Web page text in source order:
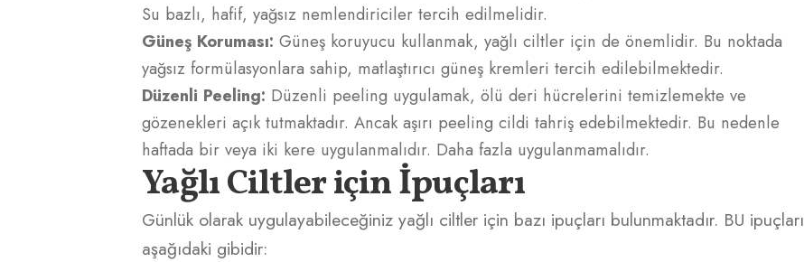
Su bazlı, hafif, yağsız nemlendiriciler tercih edilmelidir.
Güneş Koruması: Güneş koruyucu kullanmak, yağlı ciltler için de önemlidir. Bu noktada
yağsız formülasyonlara sahip, matlaştırıcı güneş kremleri tercih edilebilmektedir.
Düzenli Peeling: Düzenli peeling uygulamak, ölü deri hücrelerini temizlemekte ve
gözenekleri açık tutmaktadır. Ancak aşırı peeling cildi tahriş edebilmektedir. Bu nedenle
haftada bir veya iki kere uygulanmalıdır. Daha fazla uygulanmamalıdır.
Yağlı Ciltler için İpuçları
Günlük olarak uygulayabileceğiniz yağlı ciltler için bazı ipuçları bulunmaktadır. BU ipuçları
aşağıdaki gibidir: